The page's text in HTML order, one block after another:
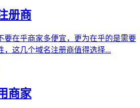
册商
要在乎商家多便宜，更为在乎的是需要
，这几个域名注册商值得选择...
商家